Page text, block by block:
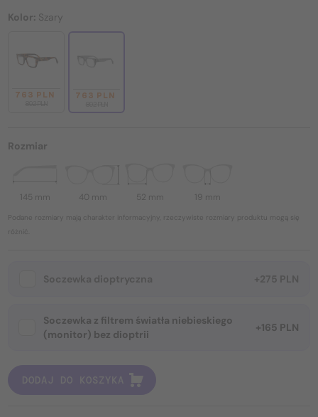
Kolor: Szary
763 PLN 763 PLN
Rozmiar
145 mm 40 mm 52 mm 19 mm
Podane rozmiary mają charakter informacyjny, rzeczywiste rozmiary produktu mogą się
różnić.
Soczewka dioptryczna +275 PLN
Soczewka z filtrem światła niebieskiego
(monitor) bez dioptrii
+165 PLN
DODAJ DO KOSZYKA